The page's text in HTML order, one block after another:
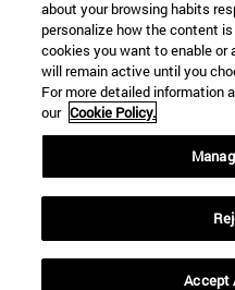
Aula Saludable
Facultad de Enfermería
C/ Irunlarrea, 1
Navarra
España
Tel. +34 948 425600
about your browsing habits
personalize how the content
cookies you want to enable or
will remain active until you
For more detailed information
our Cookie Policy.
Accept